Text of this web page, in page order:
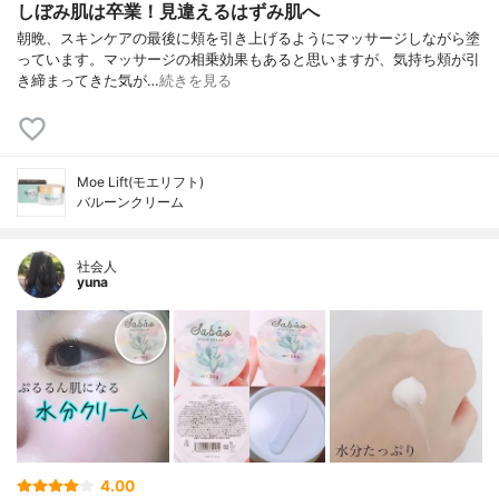
しぼみ肌は卒業！見違えるはずみ肌へ
朝晩、スキンケアの最後に頬を引き上げるようにマッサージしながら塗
っています。マッサージの相乗効果もあると思いますが、気持ち頬が引
き締まってきた気が…続きを見る
Moe Lift(モエリフト)
バルーンクリーム
社会人
yuna
4.00